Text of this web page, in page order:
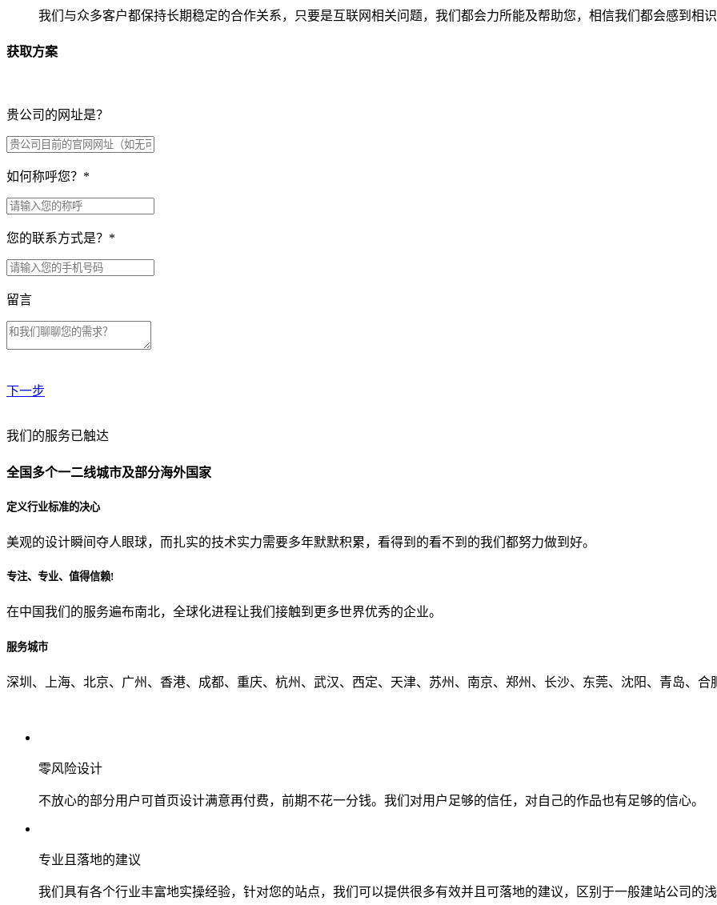
我们与众多客户都保持长期稳定的合作关系，只要是互联网相关问题，我们都会力所能及帮助您，相信我们都会感到相
获取方案
贵公司的网址是？
如何称呼您？ *
您的联系方式是？ *
留言
下一步
贵公司预算范围是？
贵公司的团队规模是？
从哪里了解到我们？
我们的服务已触达
全国多个一二线城市及部分海外国家
定义行业标准的决心
美观的设计瞬间夺人眼球，而扎实的技术实力需要多年默默积累，看得到的看不到的我们都努力做到好。
专注、专业、值得信赖!
在中国我们的服务遍布南北，全球化进程让我们接触到更多世界优秀的企业。
服务城市
深圳、上海、北京、广州、香港、成都、重庆、杭州、武汉、西定、天津、苏州、南京、郑州、长沙、东莞、沈阳、青岛、合
零风险设计
不放心的部分用户可首页设计满意再付费，前期不花一分钱。我们对用户足够的信任，对自己的作品也有足够的信心。
专业且落地的建议
我们具有各个行业丰富地实操经验，针对您的站点，我们可以提供很多有效并且可落地的建议，区别于一般建站公司的